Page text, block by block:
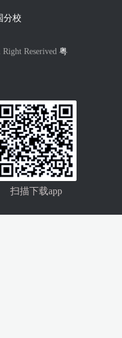
分校
Reserived 粤
扫描下载app